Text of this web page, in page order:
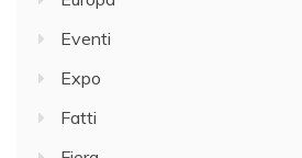
Eventi
Expo
Fatti